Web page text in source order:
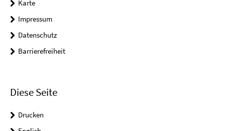
Karte
Impressum
Datenschutz
Barrierefreiheit
Diese Seite
Drucken